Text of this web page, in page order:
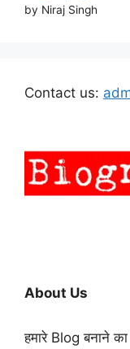
by Niraj Singh
Contact us:
About Us
हमारे Blog बनाने